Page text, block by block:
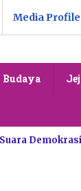
Media Profile
Budaya
Suara Demokrasi